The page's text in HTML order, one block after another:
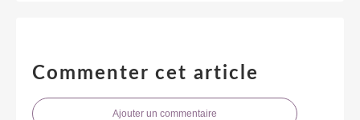
Commenter cet article
Ajouter un commentaire